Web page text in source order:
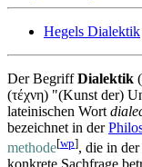
Hegels Dialektik
Der BegriffDialektik
(τέχνη) "(Kunst der)
lateinischen Wort
bezeichnet in der
methode[wp], die in